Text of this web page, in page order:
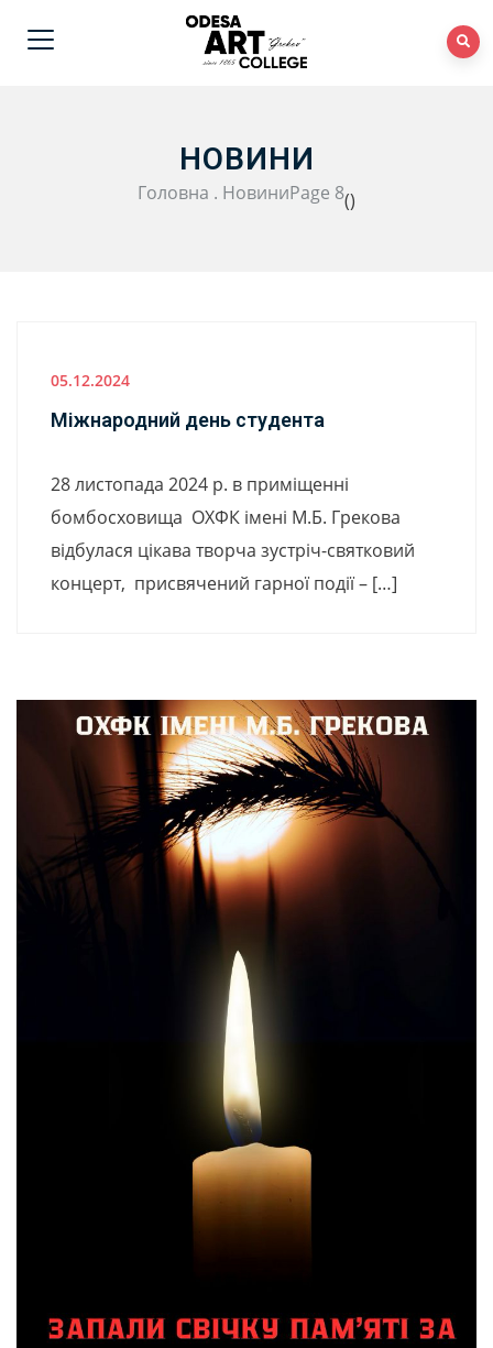
НОВИНИ
Головна . Новини (
Page 8 )
05.12.2024
Міжнародний день студента
28 листопада 2024 р. в приміщенні
бомбосховища ОХФК імені М.Б. Грекова
відбулася цікава творча зустріч-святковий
концерт, присвячений гарної події – […]